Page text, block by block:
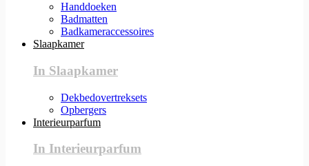
Handdoeken
Badmatten
Badkameraccessoires
Slaapkamer
In Slaapkamer
Dekbedovertreksets
Opbergers
Interieurparfum
In Interieurparfum